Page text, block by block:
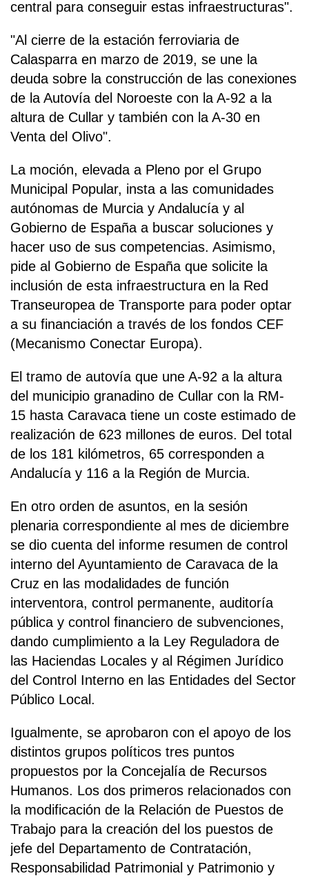
central para conseguir estas infraestructuras".
"Al cierre de la estación ferroviaria de
Calasparra en marzo de 2019, se une la
deuda sobre la construcción de las conexiones
de la Autovía del Noroeste con la A-92 a la
altura de Cullar y también con la A-30 en
Venta del Olivo".
La moción, elevada a Pleno por el Grupo
Municipal Popular, insta a las comunidades
autónomas de Murcia y Andalucía y al
Gobierno de España a buscar soluciones y
hacer uso de sus competencias. Asimismo,
pide al Gobierno de España que solicite la
inclusión de esta infraestructura en la Red
Transeuropea de Transporte para poder optar
a su financiación a través de los fondos CEF
(Mecanismo Conectar Europa).
El tramo de autovía que une A-92 a la altura
del municipio granadino de Cullar con la RM-
15 hasta Caravaca tiene un coste estimado de
realización de 623 millones de euros. Del total
de los 181 kilómetros, 65 corresponden a
Andalucía y 116 a la Región de Murcia.
En otro orden de asuntos, en la sesión
plenaria correspondiente al mes de diciembre
se dio cuenta del informe resumen de control
interno del Ayuntamiento de Caravaca de la
Cruz en las modalidades de función
interventora, control permanente, auditoría
pública y control financiero de subvenciones,
dando cumplimiento a la Ley Reguladora de
las Haciendas Locales y al Régimen Jurídico
del Control Interno en las Entidades del Sector
Público Local.
Igualmente, se aprobaron con el apoyo de los
distintos grupos políticos tres puntos
propuestos por la Concejalía de Recursos
Humanos. Los dos primeros relacionados con
la modificación de la Relación de Puestos de
Trabajo para la creación del los puestos de
jefe del Departamento de Contratación,
Responsabilidad Patrimonial y Patrimonio y